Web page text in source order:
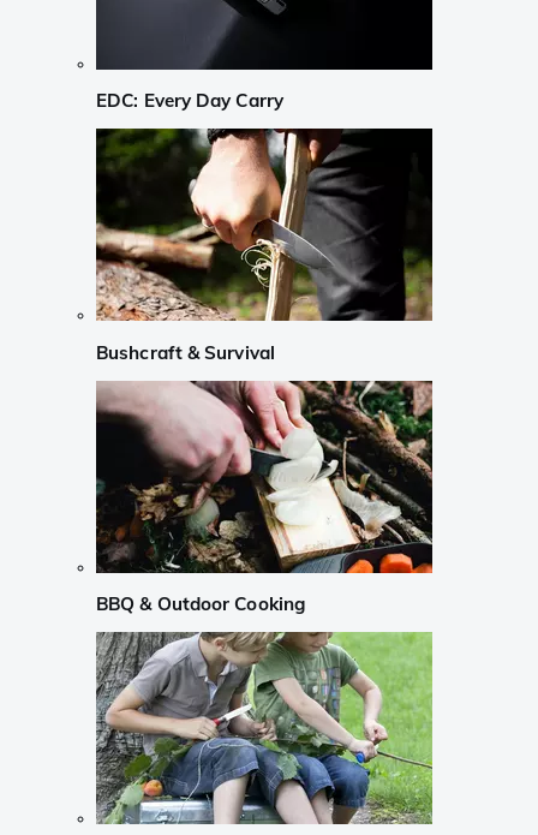
EDC: Every Day Carry
Bushcraft & Survival
BBQ & Outdoor Cooking